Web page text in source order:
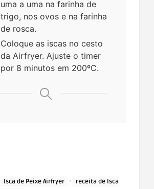
uma a uma na farinha de
trigo, nos ovos e na farinha
de rosca.
Coloque as iscas no cesto
da Airfryer. Ajuste o timer
por 8 minutos em 200ºC.
Isca de Peixe Airfryer ·
receita de Isca